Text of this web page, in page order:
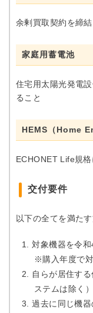
余剰買取契約を締
家庭用蓄電池
住宅用太陽光発電
ること
HEMS（Home
ECHONET Life規
交付要件
以下の全てを満た
対象機器を令
※購入年度で
自らが居住す
ステムは除く）
過去に同じ機